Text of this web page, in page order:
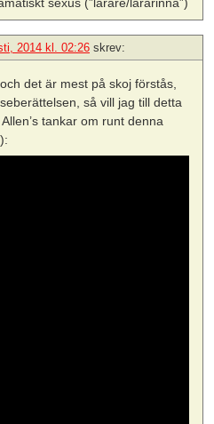
sexus (”lärare/lärarinna”)
2014 kl. 02:26 skrev:
det är mest på skoj förstås,
så vill jag till detta
tankar om runt denna